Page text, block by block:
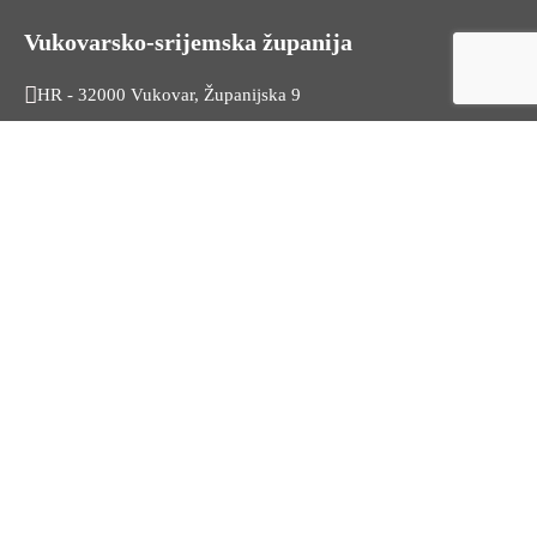
Vukovarsko-srijemska županija
HR - 32000 Vukovar, Županijska 9